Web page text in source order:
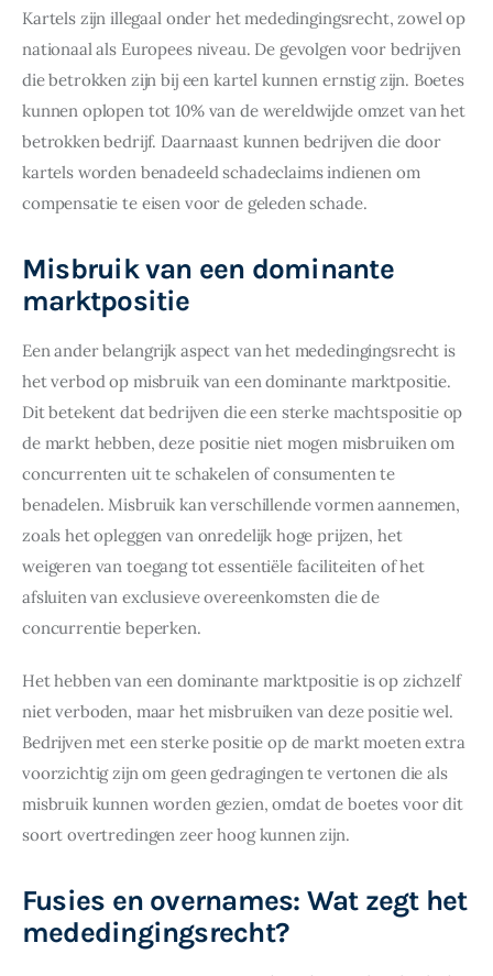
Kartels zijn illegaal onder het mededingingsrecht, zowel op
nationaal als Europees niveau. De gevolgen voor bedrijven
die betrokken zijn bij een kartel kunnen ernstig zijn. Boetes
kunnen oplopen tot 10% van de wereldwijde omzet van het
betrokken bedrijf. Daarnaast kunnen bedrijven die door
kartels worden benadeeld schadeclaims indienen om
compensatie te eisen voor de geleden schade.
Misbruik van een dominante
marktpositie
Een ander belangrijk aspect van het mededingingsrecht is
het verbod op misbruik van een dominante marktpositie.
Dit betekent dat bedrijven die een sterke machtspositie op
de markt hebben, deze positie niet mogen misbruiken om
concurrenten uit te schakelen of consumenten te
benadelen. Misbruik kan verschillende vormen aannemen,
zoals het opleggen van onredelijk hoge prijzen, het
weigeren van toegang tot essentiële faciliteiten of het
afsluiten van exclusieve overeenkomsten die de
concurrentie beperken.
Het hebben van een dominante marktpositie is op zichzelf
niet verboden, maar het misbruiken van deze positie wel.
Bedrijven met een sterke positie op de markt moeten extra
voorzichtig zijn om geen gedragingen te vertonen die als
misbruik kunnen worden gezien, omdat de boetes voor dit
soort overtredingen zeer hoog kunnen zijn.
Fusies en overnames: Wat zegt het
mededingingsrecht?